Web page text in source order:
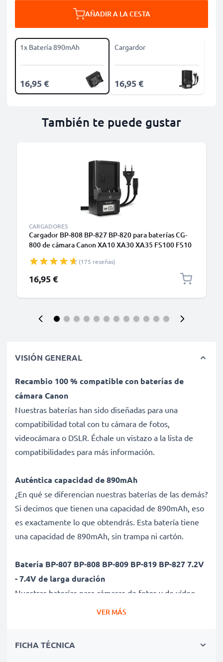
AÑADIR A LA CESTA
1x Batería 890mAh
16,95 €
Cargardor
16,95 €
También te puede gustar
CARGADORES
Cargador BP-808 BP-827 BP-820 para baterías CG-
800 de cámara Canon XA10 XA30 XA35 FS100 FS10
de CELLONIC
(175 reseñas)
16,95 €
VISIÓN GENERAL
Recambio 100 % compatible con baterías de
cámara Canon
Nuestras baterías han sido diseñadas para una
compatibilidad total con tu cámara de fotos,
videocámara o DSLR. Échale un vistazo a la lista de
compatibilidades para más información.
Auténtica capacidad de 890mAh
¿En qué se diferencian nuestras baterías de las demás?
Si decimos que tienen una capacidad de 890mAh, eso
es exactamente lo que obtendrás. Esta batería tiene
una capacidad de 890mAh, sin trampa ni cartón.
Batería BP-807 BP-808 BP-809 BP-819 BP-827 7.2V
- 7.4V de larga duración
Nuestras baterías para cámaras de fotos y de vídeo
ofrecen un alto rendimiento y potencia durante un
batería original.
VER MÁS
FICHA TÉCNICA